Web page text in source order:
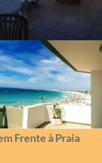
Frente à Praia